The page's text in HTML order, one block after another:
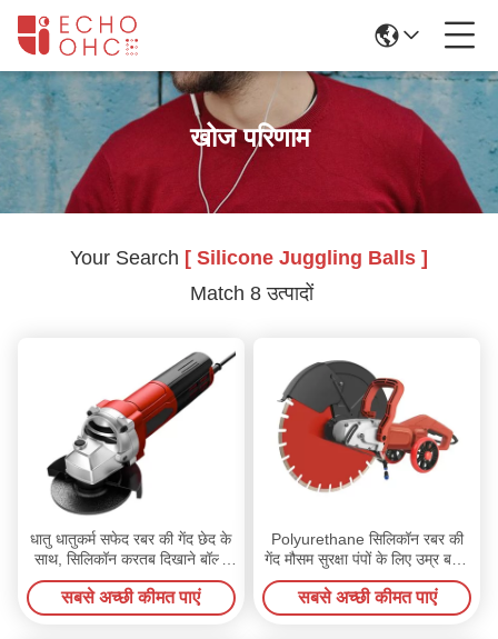
खोज परिणाम
Your Search [ Silicone Juggling Balls ]
Match 8 उत्पादों
धातु धातुकर्म सफेद रबर की गेंद छेद के
साथ, सिलिकॉन करतब दिखाने बॉल्स
खाद्य मशीनरी
सबसे अच्छी कीमत पाएं
Polyurethane सिलिकॉन रबर की
गेंद मौसम सुरक्षा पंपों के लिए उम्र बढ़ने
प्रतिरोध
सबसे अच्छी कीमत पाएं